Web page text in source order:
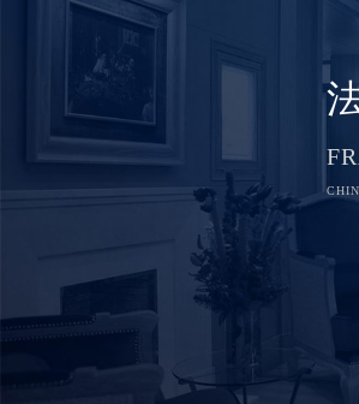
2026年8月法
2026年8月法
法穆兰官方全